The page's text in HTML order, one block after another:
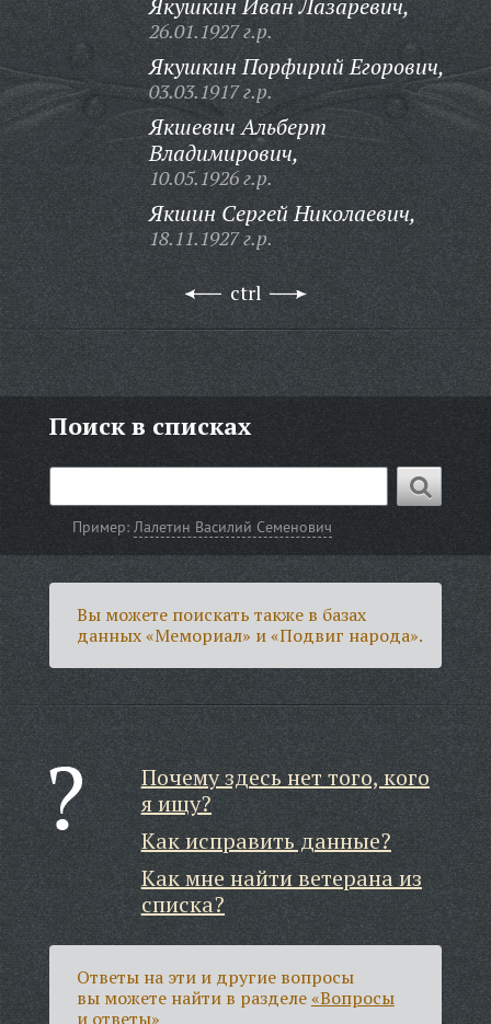
Якушкин Иван Лазаревич,
26.01.1927 г.р.
Якушкин Порфирий Егорович,
03.03.1917 г.р.
Якшевич Альберт
Владимирович,
10.05.1926 г.р.
Якшин Сергей Николаевич,
18.11.1927 г.р.
ctrl
Поиск в списках
Пример:Лалетин Василий Семенович
Вы можете поискать также в базах
данных «Мемориал» и «Подвиг народа».
Почему здесь нет того, кого
я ищу?
Как исправить данные?
Как мне найти ветерана из
списка?
Ответы на эти и другие вопросы
вы можете найти в разделе«Вопросы
и ответы»